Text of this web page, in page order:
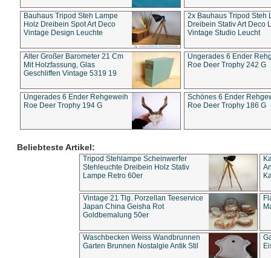
Bauhaus Tripod Steh Lampe
Holz Dreibein Spot Art Deco
Vintage Design Leuchte
2x Bauhaus Tripod Steh
Dreibein Stativ Art Deco
Vintage Studio Leucht
Alter Großer Barometer 21 Cm
Mit Holzfassung, Glas
Geschliffen Vintage 5319 19
Ungerades 6 Ender
Roe Deer Trophy 242 G
Ungerades 6 Ender Rehgeweih
Roe Deer Trophy 194 G
Schönes 6 Ender
Roe Deer Trophy 186 G
Beliebteste Artikel:
Tripod Stehlampe Scheinwerfer
Stehleuchte Dreibein Holz Stativ
Lampe Retro 60er
Vintage 21 Tlg. Porzellan Teeservice
Japan China Geisha Rot
Goldbemalung 50er
Waschbecken Weiss Wandbrunnen
Garten Brunnen Nostalgie Antik Stil